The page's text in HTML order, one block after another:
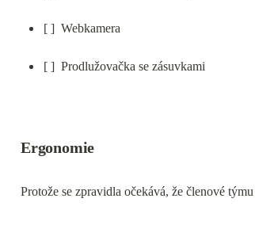
[ ]  Webkamera
[ ]  Prodlužovačka se zásuvkami
Ergonomie
Protože se zpravidla očekává, že členové